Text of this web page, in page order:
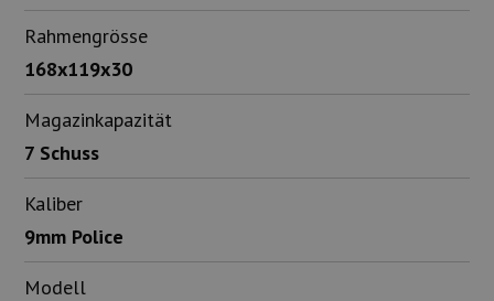
Rahmengrösse
168x119x30
Magazinkapazität
7 Schuss
Kaliber
9mm Police
Modell